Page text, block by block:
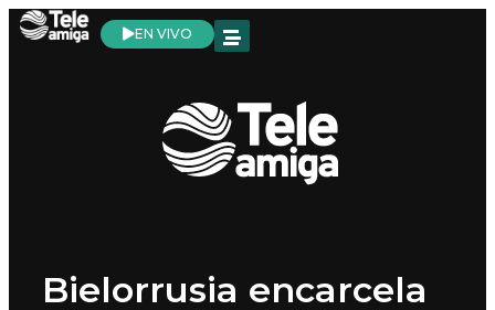
EN VIVO
Bielorrusia encarcela